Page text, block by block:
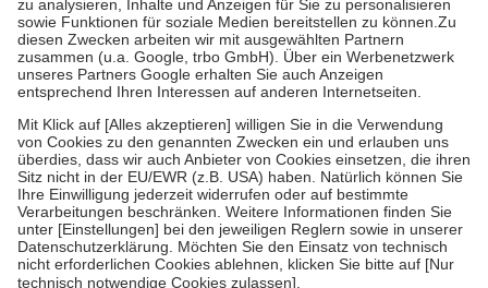
Bei Heilmitteln und häuslicher Krankenpflege beträgt die
Zuzahlung zehn Prozent der Kosten sowie zehn Euro je
Verordnung.
Um das Engagement der Versicherten für ihre eigene Gesundheit zu
stärken und die besondere Stellung der Familie zu unterstützen,
fallenkeine Zuzahlungenan bei:
• Kindern und Jugendlichen bis zum vollendeten 18. Lebensjahr
mit Ausnahme der Fahrkosten
• Untersuchungen zur Vorsorge und Früherkennung, die von der
GKV getragen werden
• empfohlenen Schutzimpfungen
• Harn- und Blutteststreifen